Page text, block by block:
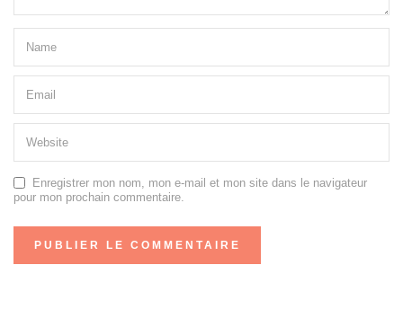
Enregistrer mon nom, mon e-mail et mon site dans le navigateur
pour mon prochain commentaire.